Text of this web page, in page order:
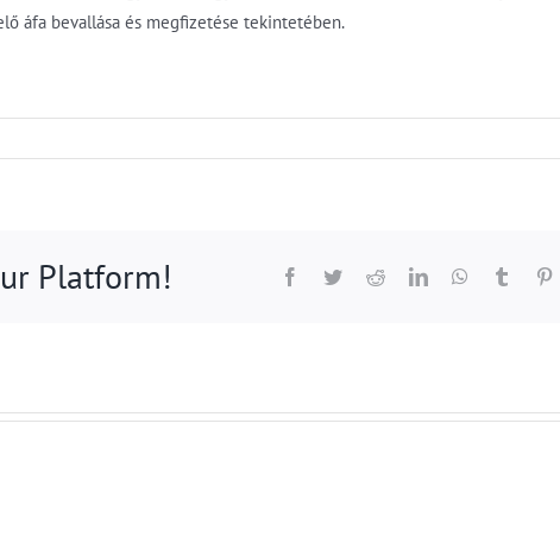
áfa bevallása és megfizetése tekintetében.
Platform! Facebook
TwitterRedditLinkedInWhatsApp
Tumblr